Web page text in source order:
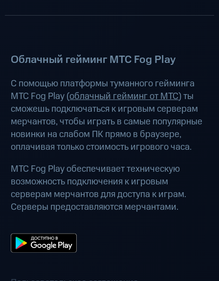
Облачный гейминг МТС Fog Play
С помощью платформы туманного гейминга
МТС Fog Play (облачный гейминг от МТС) ты
сможешь подключаться к игровым серверам
мерчантов, чтобы играть в самые популярные
новинки на слабом ПК прямо в браузере,
оплачивая только стоимость игрового часа.
МТС Fog Play обеспечивает техническую
возможность подключения к игровым
серверам мерчантов для доступа к играм.
Серверы предоставляются мерчантами.